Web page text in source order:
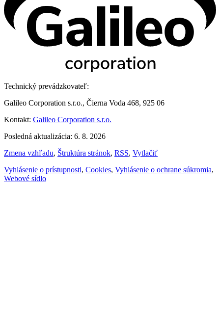
Technický prevádzkovateľ:
Galileo Corporation s.r.o., Čierna Voda 468, 925 06
Kontakt: Galileo Corporation s.r.o.
Posledná aktualizácia: 6. 8. 2026
Zmena vzhľadu, Štruktúra stránok, RSS, Vytlačiť
Vyhlásenie o prístupnosti, Cookies, Vyhlásenie o ochrane súkromia,
Webové sídlo